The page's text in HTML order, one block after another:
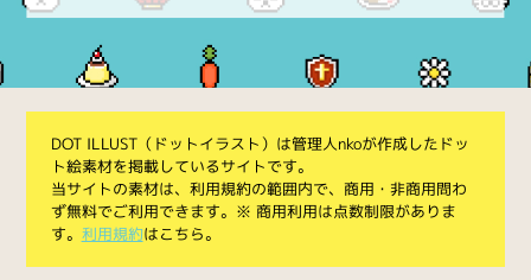
DOT ILLUST（ドットイラスト）は管理人nkoが作成したドッ
ト絵素材を掲載しているサイトです。
当サイトの素材は、利用規約の範囲内で、商用・非商用問わ
ず無料でご利用できます。※ 商用利用は点数制限がありま
す。 利用規約はこちら。